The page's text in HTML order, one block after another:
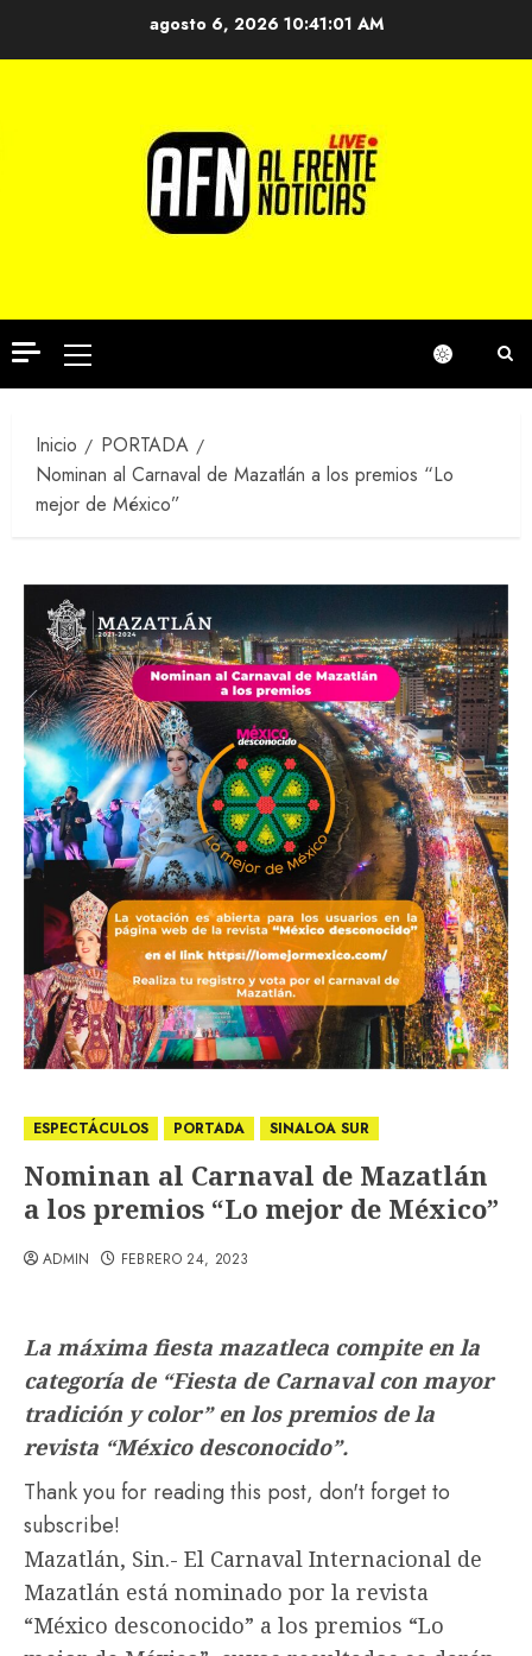
agosto 6, 2026 10:41:01 AM
Menú
principal
Inicio
PORTADA
Nominan al Carnaval de Mazatlán a los premios “Lo
mejor de México”
ESPECTÁCULOS PORTADA SINALOA SUR
Nominan al Carnaval de Mazatlán
a los premios “Lo mejor de México”
ADMIN FEBRERO 24, 2023
La máxima fiesta mazatleca compite en la
categoría de “Fiesta de Carnaval con mayor
tradición y color” en los premios de la
revista “México desconocido”.
Thank you for reading this post, don't forget to
subscribe!
Mazatlán, Sin.- El Carnaval Internacional de
Mazatlán está nominado por la revista
“México desconocido” a los premios “Lo